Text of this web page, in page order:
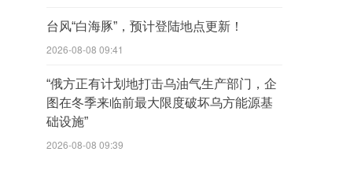
台风“白海豚”，预计登陆地点更新！
2026-08-08 09:41
“俄方正有计划地打击乌油气生产部门，企
图在冬季来临前最大限度破坏乌方能源基
础设施”
2026-08-08 09:39